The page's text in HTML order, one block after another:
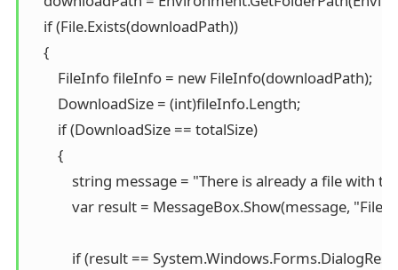
    if (File.Exists(downloadPath))
    {
        FileInfo fileInfo = new FileInfo(downloadPath);
        DownloadSize = (int)fileInfo.Length;
        if (DownloadSize == totalSize)
        {
string message = "There is already a file
var result = MessageBox.Show(message,
if (result ==